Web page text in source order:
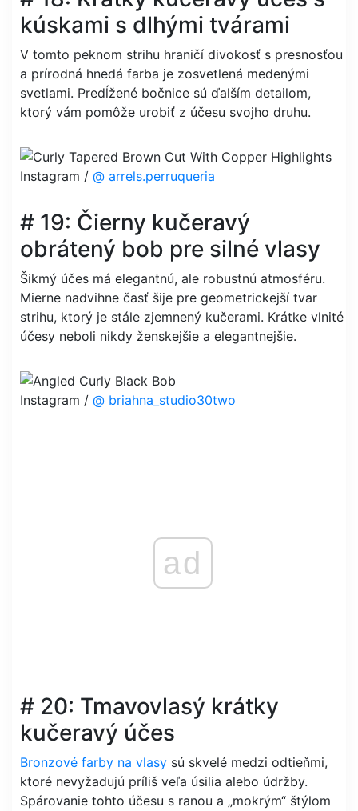
kúskami s dlhými tvárami
V tomto peknom strihu hraničí divokosť s presnosťou
a prírodná hnedá farba je zosvetlená medenými
svetlami. Predĺžené bočnice sú ďalším detailom,
ktorý vám pomôže urobiť z účesu svojho druhu.
Instagram / @ arrels.perruqueria
# 19: Čierny kučeravý
obrátený bob pre silné vlasy
Šikmý účes má elegantnú, ale robustnú atmosféru.
Mierne nadvihne časť šije pre geometrickejší tvar
strihu, ktorý je stále zjemnený kučerami. Krátke vlnité
účesy neboli nikdy ženskejšie a elegantnejšie.
Instagram / @ briahna_studio30two
ad
# 20: Tmavovlasý krátky
kučeravý účes
Bronzové farby na vlasy sú skvelé medzi odtieňmi,
ktoré nevyžadujú príliš veľa úsilia alebo údržby.
Spárovanie tohto účesu s ranou a „mokrým“ štýlom